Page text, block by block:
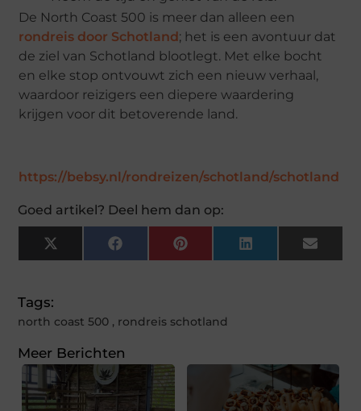
De North Coast 500 is meer dan alleen een
rondreis door Schotland; het is een avontuur dat
de ziel van Schotland blootlegt. Met elke bocht
en elke stop ontvouwt zich een nieuw verhaal,
waardoor reizigers een diepere waardering
krijgen voor dit betoverende land.
https://bebsy.nl/rondreizen/schotland/schotland
Goed artikel? Deel hem dan op:
X
(Twitter)
FacebookPinterestLinkedInEmail
Tags:
north coast 500 , rondreis schotland
Meer Berichten